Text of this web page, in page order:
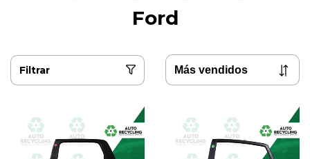
Ford
Filtrar